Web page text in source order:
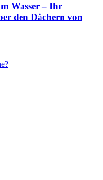
Wasser – Ihr
den Dächern von